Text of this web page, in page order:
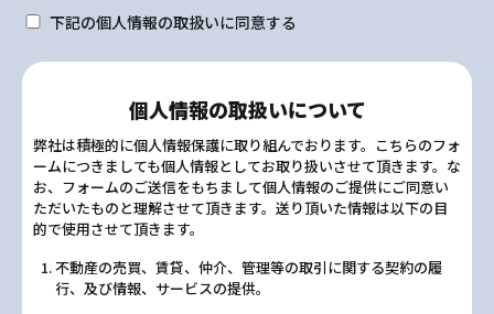
下記の個人情報の取扱いに同意する
個人情報の取扱いについて
弊社は積極的に個人情報保護に取り組んでおります。こちらのフォ
ームにつきましても個人情報としてお取り扱いさせて頂きます。な
お、フォームのご送信をもちまして個人情報のご提供にご同意い
ただいたものと理解させて頂きます。送り頂いた情報は以下の目
的で使用させて頂きます。
不動産の売買、賃貸、仲介、管理等の取引に関する契約の履
行、及び情報、サービスの提供。